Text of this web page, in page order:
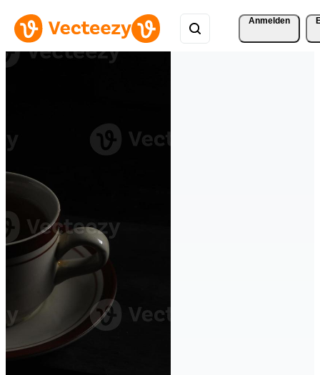
Anmelden